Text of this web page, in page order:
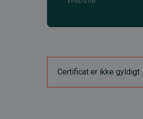
Certificat er ikke gyldigt.